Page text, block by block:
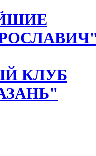
КЛУБ